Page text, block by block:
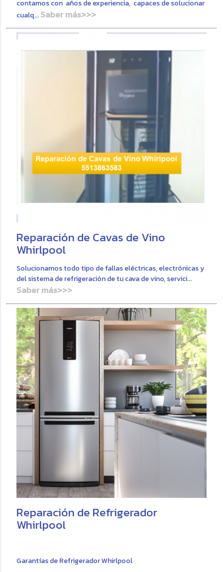
contamos con años de experiencia, capaces de solucionar
cualq...Saber más>>>
Reparación de Cavas de Vino
Whirlpool
Solucionamos todo tipo de fallas eléctricas, electrónicas y
del sistema de refrigeración de tu cava de vino, servici...
Saber más>>>
Reparación de Refrigerador
Whirlpool
Garantías de Refrigerador Whirlpool